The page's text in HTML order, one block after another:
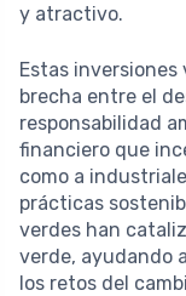
y atractivo.
Estas
brecha entre el
responsabilidad
financiero que
como a
prácticas
verdes han
verde, ayudando
los retos del